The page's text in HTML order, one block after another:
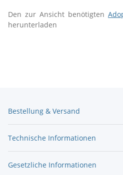
Den zur Ansicht benötigten
herunterladen
Bestellung & Versand
Technische Informationen
Gesetzliche Informationen